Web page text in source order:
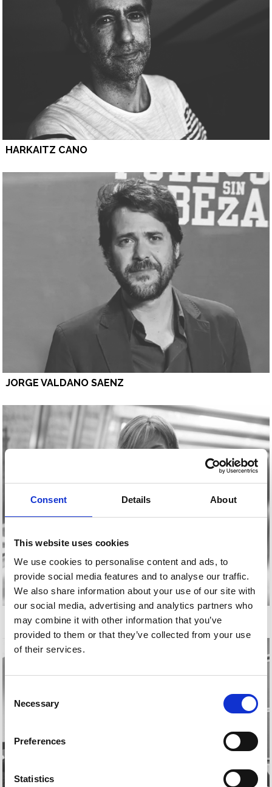
Consent Details About
This website uses cookies
We use cookies to personalise content and ads, to
provide social media features and to analyse our traffic.
We also share information about your use of our site with
our social media, advertising and analytics partners who
may combine it with other information that you’ve
provided to them or that they’ve collected from your use
of their services.
Selection
Necessary
Preferences
Statistics
HARKAITZ CANO
JORGE VALDANO SAENZ
KARMELE JAIO